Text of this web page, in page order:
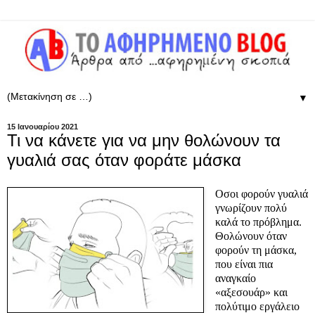
▼
15 Ιανουαρίου 2021
Τι να κάνετε για να μην θολώνουν τα
γυαλιά σας όταν φοράτε μάσκα
Oσοι φορούν γυαλιά
γνωρίζουν πολύ
καλά το πρόβλημα.
Θολώνουν όταν
φορούν τη μάσκα,
που είναι πια
αναγκαίο
«αξεσουάρ» και
πολύτιμο εργάλειο